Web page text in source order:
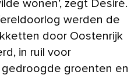
wonen’, zegt Desiré.
werden de
door Oostenrijk
in ruil voor
groenten en